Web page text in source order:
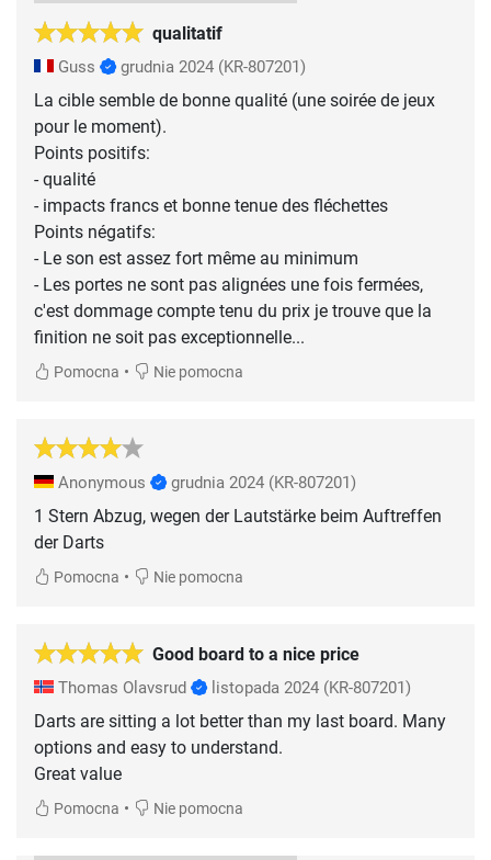
qualitatif
Guss grudnia 2024 (KR-807201)
La cible semble de bonne qualité (une soirée de jeux
pour le moment).
Points positifs:
- qualité
- impacts francs et bonne tenue des fléchettes
Points négatifs:
- Le son est assez fort même au minimum
- Les portes ne sont pas alignées une fois fermées,
c'est dommage compte tenu du prix je trouve que la
finition ne soit pas exceptionnelle...
Pomocna • Nie pomocna
Anonymous grudnia 2024 (KR-807201)
1 Stern Abzug, wegen der Lautstärke beim Auftreffen
der Darts
Pomocna • Nie pomocna
Good board to a nice price
Thomas Olavsrud listopada 2024 (KR-807201)
Darts are sitting a lot better than my last board. Many
options and easy to understand.
Great value
Pomocna • Nie pomocna